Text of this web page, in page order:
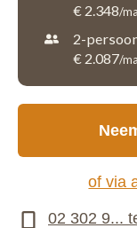
€ 2.348/
2-
€ 2.087/
of via